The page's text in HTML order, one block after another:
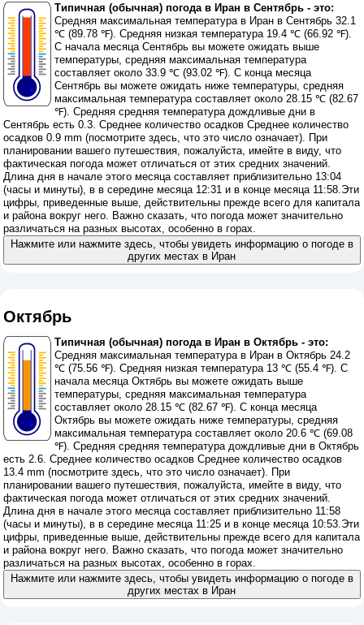
Типичная (обычная) погода в Иран в Сентябрь - это:
Средняя максимальная температура в Иран в Сентябрь 32.1
℃ (89.78 ℉). Средняя низкая температура 19.4 ℃ (66.92 ℉).
С начала месяца Сентябрь вы можете ожидать выше
температуры, средняя максимальная температура
составляет около 33.9 ℃ (93.02 ℉). С конца месяца
Сентябрь вы можете ожидать ниже температуры, средняя
максимальная температура составляет около 28.15 ℃ (82.67
℉). Средняя средняя температура дождливые дни в
Сентябрь есть 0.3. Среднее количество осадков Среднее количество
осадков 0.9 mm (посмотрите здесь, что это число означает). При
планировании вашего путешествия, пожалуйста, имейте в виду, что
фактическая погода может отличаться от этих средних значений.
Длина дня в начале этого месяца составляет приблизительно 13:04
(часы и минуты), в в середине месяца 12:31 и в конце месяца 11:58.Эти
цифры, приведенные выше, действительны прежде всего для капитала
и района вокруг него. Важно сказать, что погода может значительно
различаться на разных высотах, особенно в горах.
Нажмите или нажмите здесь, чтобы увидеть информацию о погоде в
других местах в Иран
Октябрь
Типичная (обычная) погода в Иран в Октябрь - это:
Средняя максимальная температура в Иран в Октябрь 24.2
℃ (75.56 ℉). Средняя низкая температура 13 ℃ (55.4 ℉). С
начала месяца Октябрь вы можете ожидать выше
температуры, средняя максимальная температура
составляет около 28.15 ℃ (82.67 ℉). С конца месяца
Октябрь вы можете ожидать ниже температуры, средняя
максимальная температура составляет около 20.6 ℃ (69.08
℉). Средняя средняя температура дождливые дни в Октябрь
есть 2.6. Среднее количество осадков Среднее количество осадков
13.4 mm (посмотрите здесь, что это число означает). При
планировании вашего путешествия, пожалуйста, имейте в виду, что
фактическая погода может отличаться от этих средних значений.
Длина дня в начале этого месяца составляет приблизительно 11:58
(часы и минуты), в в середине месяца 11:25 и в конце месяца 10:53.Эти
цифры, приведенные выше, действительны прежде всего для капитала
и района вокруг него. Важно сказать, что погода может значительно
различаться на разных высотах, особенно в горах.
Нажмите или нажмите здесь, чтобы увидеть информацию о погоде в
других местах в Иран